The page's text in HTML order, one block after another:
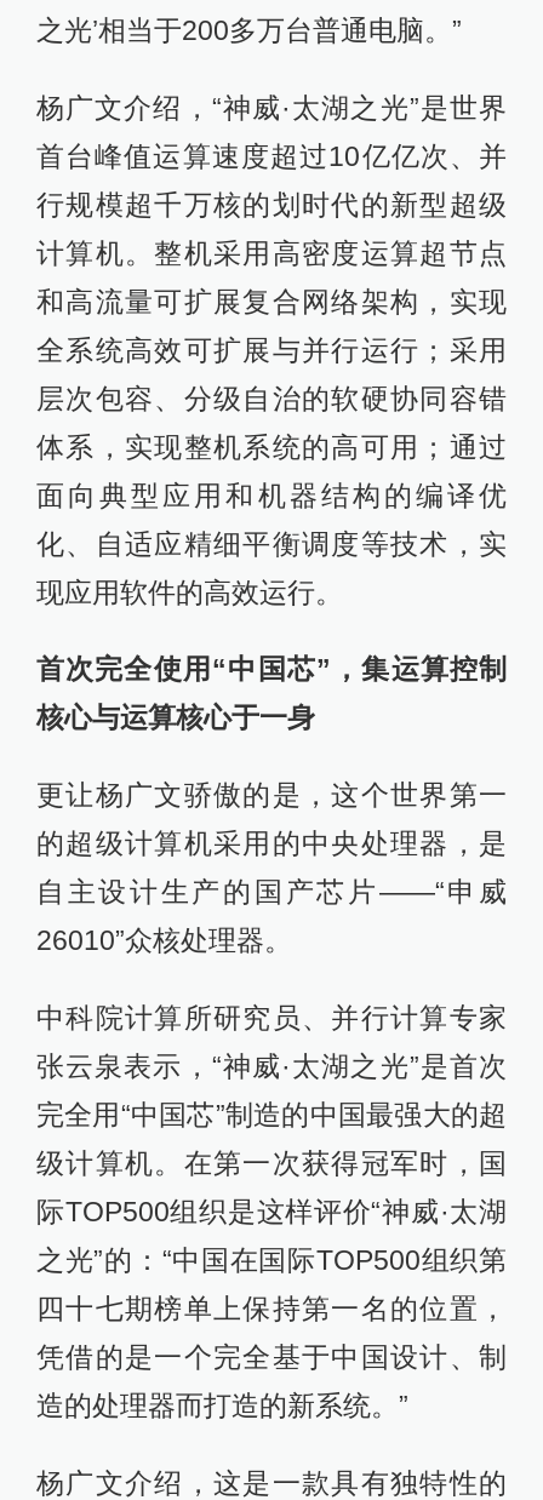
之光’相当于200多万台普通电脑。”
杨广文介绍，“神威·太湖之光”是世界
首台峰值运算速度超过10亿亿次、并
行规模超千万核的划时代的新型超级
计算机。整机采用高密度运算超节点
和高流量可扩展复合网络架构，实现
全系统高效可扩展与并行运行；采用
层次包容、分级自治的软硬协同容错
体系，实现整机系统的高可用；通过
面向典型应用和机器结构的编译优
化、自适应精细平衡调度等技术，实
现应用软件的高效运行。
首次完全使用“中国芯”，集运算控制
核心与运算核心于一身
更让杨广文骄傲的是，这个世界第一
的超级计算机采用的中央处理器，是
自主设计生产的国产芯片——“申威
26010”众核处理器。
中科院计算所研究员、并行计算专家
张云泉表示，“神威·太湖之光”是首次
完全用“中国芯”制造的中国最强大的超
级计算机。在第一次获得冠军时，国
际TOP500组织是这样评价“神威·太湖
之光”的：“中国在国际TOP500组织第
四十七期榜单上保持第一名的位置，
凭借的是一个完全基于中国设计、制
造的处理器而打造的新系统。”
杨广文介绍，这是一款具有独特性的